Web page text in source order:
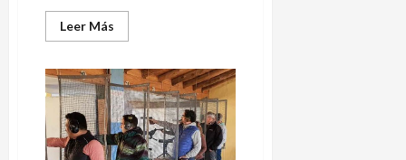
Leer Más
más
Rodrigo
Guevara
se
impuso
en
Pistola
Deportiva